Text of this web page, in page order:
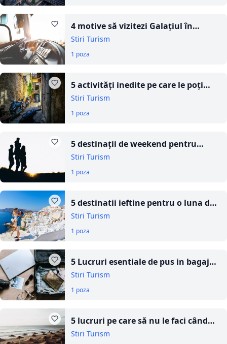
4 motive să vizitezi Galațiul în
această vară
Stiri Turism
1 poza
5 activități inedite pe care le poți
face în insula Rodos
Stiri Turism
1 poza
5 destinații de weekend pentru
familiile cu copii
Stiri Turism
1 poza
5 destinatii ieftine pentru o luna de
miere de neuitat
Stiri Turism
1 poza
5 Lucruri esentiale de pus in bagaj
pentru vacanta cu familia
Stiri Turism
1 poza
5 lucruri pe care să nu le faci când
mergi în vacanță în Mamaia
Stiri Turism